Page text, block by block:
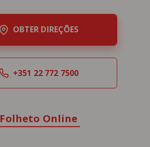
OBTER DIREÇÕES
+351 22 772 7500
Folheto Online